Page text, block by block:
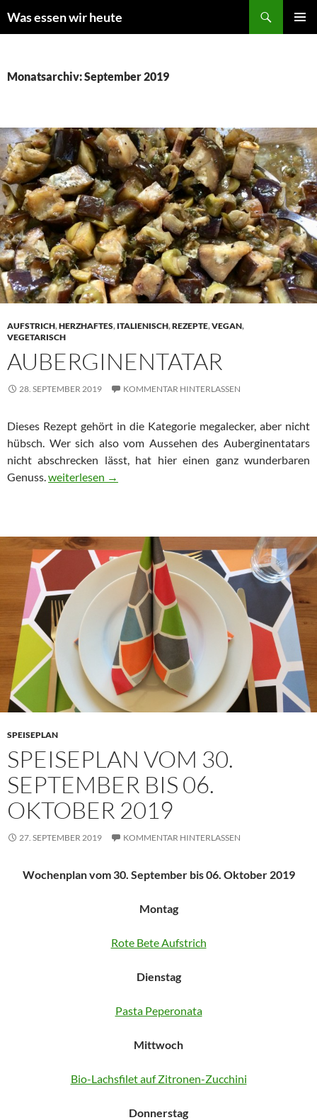
Inhalt
Was essen wir heute
Monatsarchiv: September 2019
AUFSTRICH,HERZHAFTES, ITALIENISCH,REZEPTE,VEGAN,
VEGETARISCH
AUBERGINENTATAR
28. SEPTEMBER 2019 KOMMENTAR HINTERLASSEN
Dieses Rezept gehört in die Kategorie megalecker, aber nicht
hübsch. Wer sich also vom Aussehen des Auberginentatars
nicht abschrecken lässt, hat hier einen ganz wunderbaren
Genuss.Auberginentatar
weiterlesen →
SPEISEPLAN
SPEISEPLAN VOM 30.
SEPTEMBER BIS 06.
OKTOBER 2019
27. SEPTEMBER 2019 KOMMENTAR HINTERLASSEN
Wochenplan vom 30. September bis 06. Oktober 2019
Montag
Rote Bete Aufstrich
Dienstag
Pasta Peperonata
Mittwoch
Bio-Lachsfilet auf Zitronen-Zucchini
Donnerstag